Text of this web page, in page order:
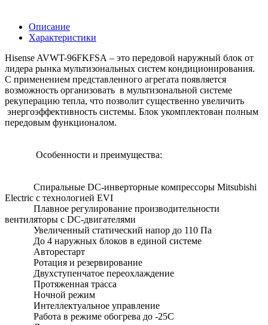
Описание
Характеристики
Hisense AVWT-96FKFSA – это передовой наружный блок от
лидера рынка мультизональных систем кондиционирования.
С применением представленного агрегата появляется
возможность организовать в мультизональной системе
рекуперацию тепла, что позволит существенно увеличить
энергоэффективность системы. Блок укомплектован полным
передовым функционалом.
Особенности и преимущества:
Спиральные DC-инверторные компрессоры Mitsubishi
Electric c технологией EVI
Плавное регулирование производительности
вентиляторы с DC-двигателями
Увеличенный статический напор до 110 Па
До 4 наружных блоков в единой системе
Авторестарт
Ротация и резервирование
Двухступенчатое переохлаждение
Протяженная трасса
Ночной режим
Интеллектуальное управление
Работа в режиме обогрева до -25С